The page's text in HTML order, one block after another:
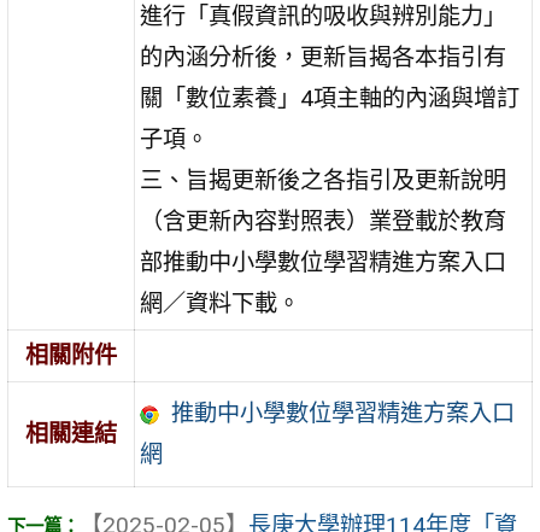
進行「真假資訊的吸收與辨別能力」
的內涵分析後，更新旨揭各本指引有
關「數位素養」4項主軸的內涵與增訂
子項。
三、旨揭更新後之各指引及更新說明
（含更新內容對照表）業登載於教育
部推動中小學數位學習精進方案入口
網／資料下載。
相關附件
相關連結
推動中小學數位學習精進方案入口
網
【2025-02-05】 長庚大學辦理114年度「資